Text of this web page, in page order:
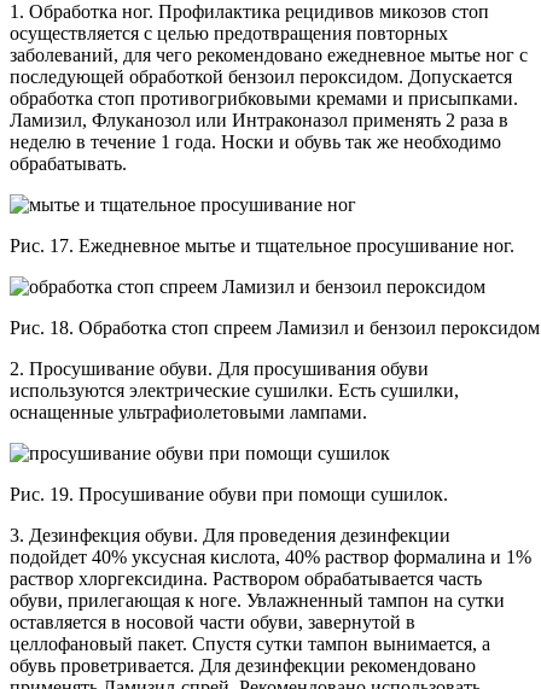
1. Обработка ног. Профилактика рецидивов микозов стоп
осуществляется с целью предотвращения повторных
заболеваний, для чего рекомендовано ежедневное мытье ног с
последующей обработкой бензоил пероксидом. Допускается
обработка стоп противогрибковыми кремами и присыпками.
Ламизил, Флуканозол или Интраконазол применять 2 раза в
неделю в течение 1 года. Носки и обувь так же необходимо
обрабатывать.
Рис. 17. Ежедневное мытье и тщательное просушивание ног.
Рис. 18. Обработка стоп спреем Ламизил и бензоил
2. Просушивание обуви. Для просушивания обуви
используются электрические сушилки. Есть сушилки,
оснащенные ультрафиолетовыми лампами.
Рис. 19. Просушивание обуви при помощи сушилок.
3. Дезинфекция обуви. Для проведения дезинфекции
подойдет 40% уксусная кислота, 40% раствор формалина и 1%
раствор хлоргексидина. Раствором обрабатывается часть
обуви, прилегающая к ноге. Увлажненный тампон на сутки
оставляется в носовой части обуви, завернутой в
целлофановый пакет. Спустя сутки тампон вынимается, а
обувь проветривается. Для дезинфекции рекомендовано